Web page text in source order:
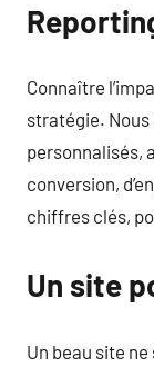
Connaître
stratégie.
personnalisés,
conversion,
chiffres clés,
Un site
Un beau site